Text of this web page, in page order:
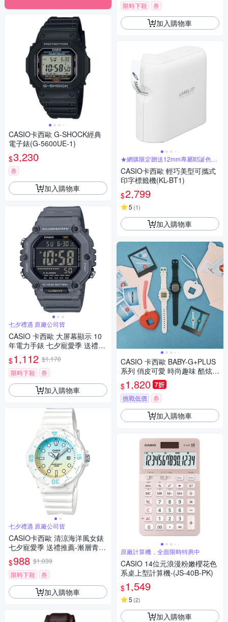
CASIO卡西歐 G-SHOCK經典
電子錶(G-5600UE-1)
$3,230
券
加入購物車
七夕禮遇 原廠公司貨
CASIO 卡西歐 大屏幕顯示 10
年電力手錶 七夕寵愛季 送禮推
薦-鐵灰 AE-1600H-8B
$1,112 $1,170
限時下殺
券
加入購物車
七夕禮遇 原廠公司貨
CASIO卡西歐 清涼海洋風女錶
七夕寵愛季 送禮推薦-漸層青x
白/32mm LRW-200H-2E2VDR
/ 考試錶
$988 $1,039
限時下殺
券
加入購物車
限時下殺
券
加入購物車
★網購限定贈送12mm專屬耶誕色帶
乙捲★
CASIO卡西歐 輕巧美型可攜式
印字標籤機(KL-BT1)
$2,799
5 (1)
加入購物車
CASIO 卡西歐 BABY-G+PLUS
系列 俏皮可愛 時尚趣味 酷炫黑
白 BGD-10KH-1_39mm
$1,820 7折
挑戰低價 券
加入購物車
原廠計算機，全面限時特惠中
CASIO 14位元浪漫粉嫩櫻花色
系桌上型計算機-(JS-40B-PK)
$1,549
5 (2)
加入購物車